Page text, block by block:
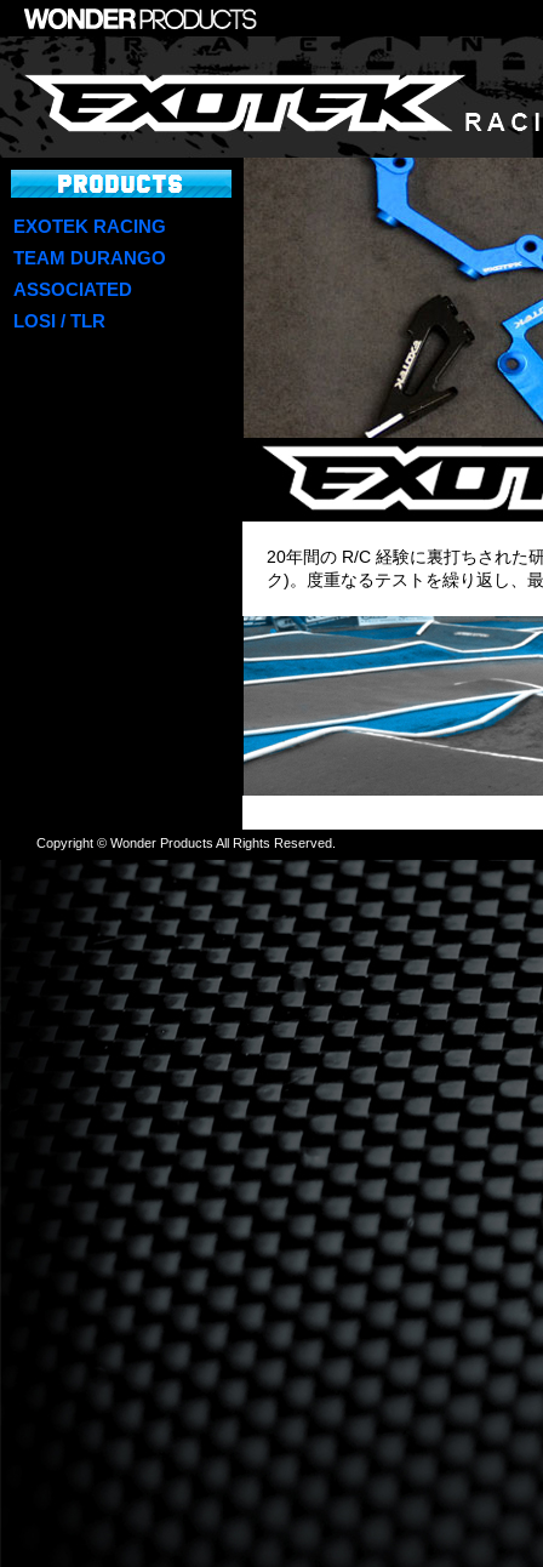
EXOTEK RACING
TEAM DURANGO
ASSOCIATED
LOSI / TLR
20年間の R/C 経験に裏打ちされた
ク)。度重なるテストを繰り返し、
Copyright © Wonder Products All Rights Reserved.